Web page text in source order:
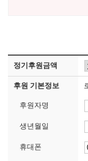
정기후원금액
후원 기본정보
후원자명
생년월일
휴대폰